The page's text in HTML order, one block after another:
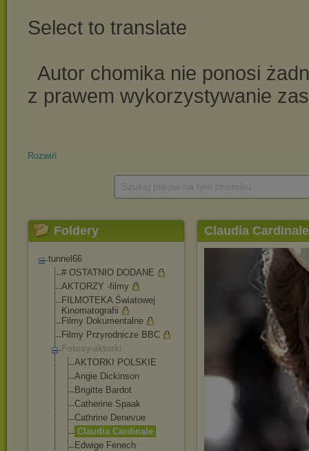
Rozwiń
Foldery
tunnel66
# OSTATNIO DODANE
AKTORZY -filmy
FILMOTEKA Światowej
Kinomatografii
Filmy Dokumentalne
Filmy Przyrodnicze BBC
Fotosy-aktorki
AKTORKI POLSKIE
Angie Dickinson
Brigitte Bardot
Catherine Spaak
Cathrine Denevue
Claudia Cardinale
Edwige Fenech
Claudia Cardinale